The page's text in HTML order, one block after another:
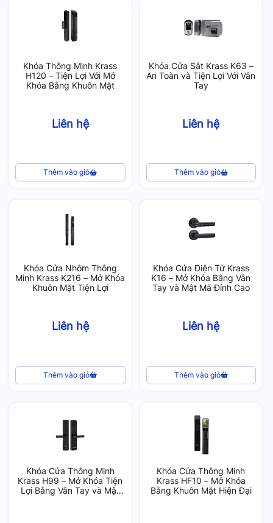
Khóa Thông Minh Krass
H120 – Tiện Lợi Với Mở
Khóa Bằng Khuôn Mặt
Liên hệ
Thêm vào giỏ
Khóa Cửa Sắt Krass K63 –
An Toàn và Tiện Lợi Với Vân
Tay
Liên hệ
Thêm vào giỏ
Khóa Cửa Nhôm Thông
Minh Krass K216 – Mở Khóa
Khuôn Mặt Tiện Lợi
Liên hệ
Thêm vào giỏ
Khóa Cửa Điện Tử Krass
K16 – Mở Khóa Bằng Vân
Tay và Mật Mã Đỉnh Cao
Liên hệ
Thêm vào giỏ
Khóa Cửa Thông Minh
Krass H99 – Mở Khóa Tiện
Lợi Bằng Vân Tay và Mật
Khóa Cửa Thông Minh
Krass HF10 – Mở Khóa
Bằng Khuôn Mặt Hiện Đại